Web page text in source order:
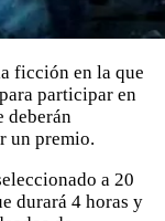
ficción en la que
participar en
deberán
un premio.
a 20
durará 4 horas y